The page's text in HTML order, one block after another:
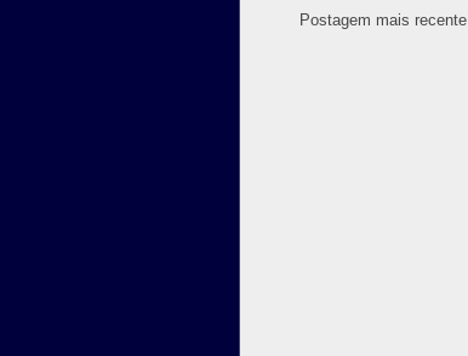
Postagem mais recente